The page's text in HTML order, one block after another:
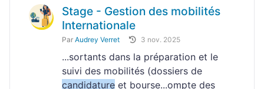
Stage - Gestion des mobilités
Internationale
Par Audrey Verret 3 nov. 2025
...sortants dans la préparation et le
suivi des mobilités (dossiers de
candidature et bourse...ompte des